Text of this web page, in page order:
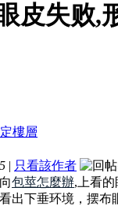
皮失败,
| 只看該作者
包莖怎麼辦,上看
出下垂环境，摆